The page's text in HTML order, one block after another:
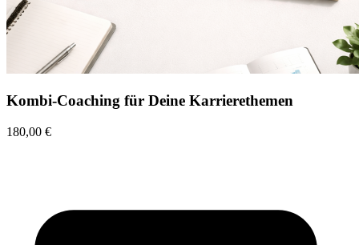
Kombi-Coaching für Deine Karrierethemen
180,00 €